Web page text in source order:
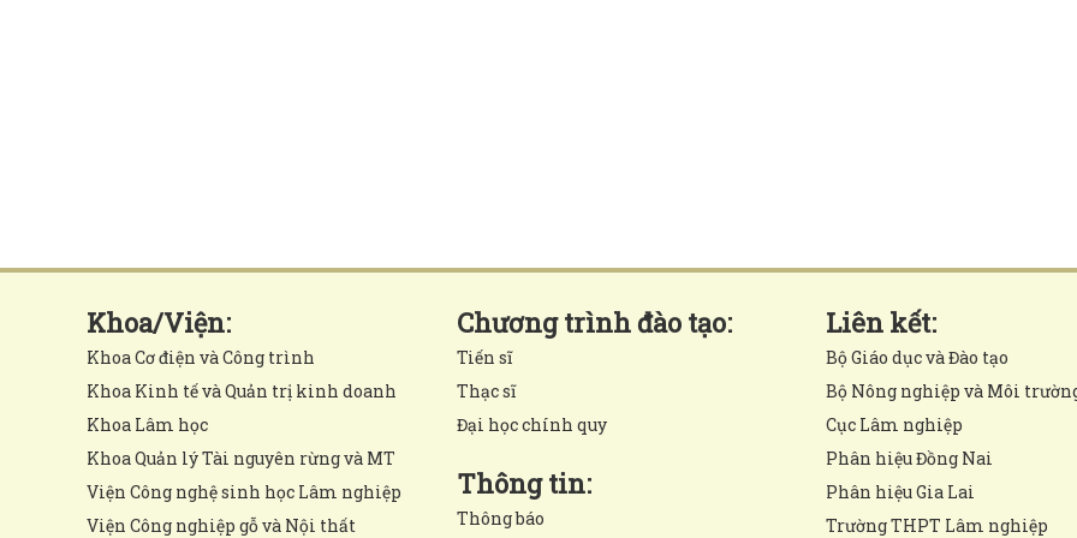
Khoa/Viện:
Khoa Cơ điện và Công trình
Khoa Kinh tế và Quản trị kinh doanh
Khoa Lâm học
Khoa Quản lý Tài nguyên rừng và MT
Viện Công nghệ sinh học Lâm nghiệp
Viện Công nghiệp gỗ và Nội thất
Chương trình đào tạo:
Tiến sĩ
Thạc sĩ
Đại học chính quy
Thông tin:
Thông báo
Liên kết:
Bộ Giáo dục và Đào tạo
Bộ Nông nghiệp và Môi
Cục Lâm nghiệp
Phân hiệu Đồng Nai
Phân hiệu Gia Lai
Trường THPT Lâm nghiệp